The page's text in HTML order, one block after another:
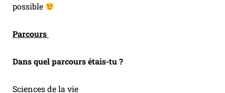
possible
Parcours
Dans quel parcours étais-tu ?
Sciences de la vie